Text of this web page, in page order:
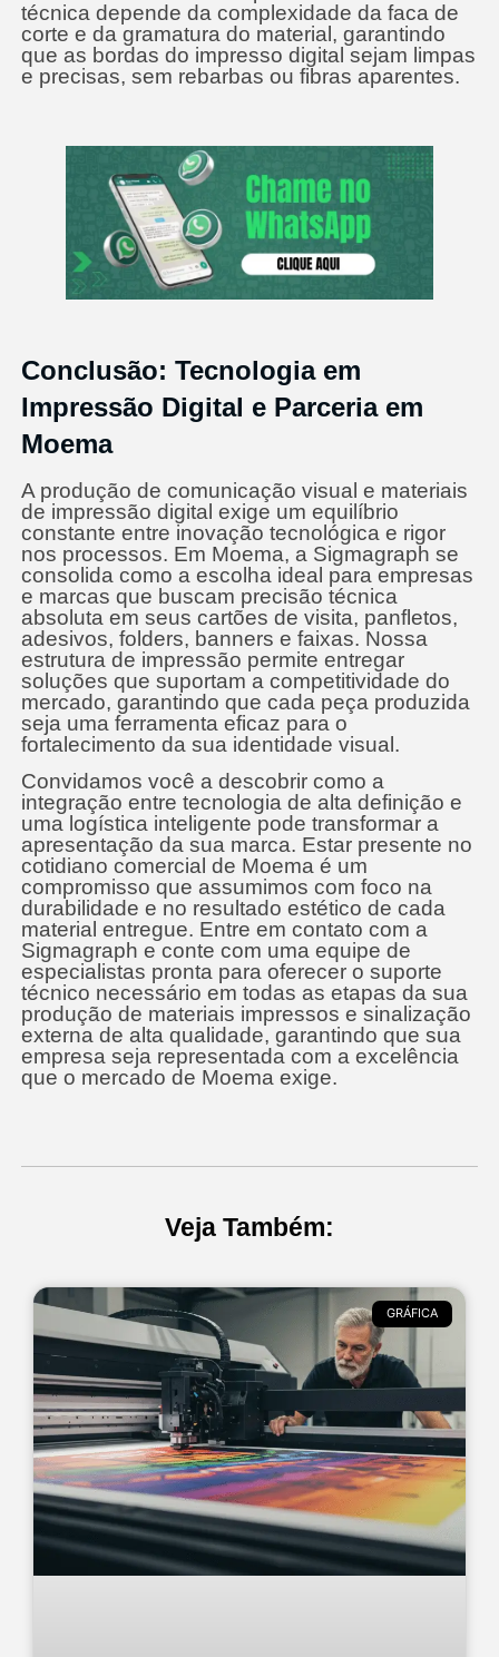
técnica depende da complexidade da faca de
corte e da gramatura do material, garantindo
que as bordas do impresso digital sejam limpas
e precisas, sem rebarbas ou fibras aparentes.
Conclusão: Tecnologia em
Impressão Digital e Parceria em
Moema
A produção de comunicação visual e materiais
de impressão digital exige um equilíbrio
constante entre inovação tecnológica e rigor
nos processos. Em Moema, a Sigmagraph se
consolida como a escolha ideal para empresas
e marcas que buscam precisão técnica
absoluta em seus cartões de visita, panfletos,
adesivos, folders, banners e faixas. Nossa
estrutura de impressão permite entregar
soluções que suportam a competitividade do
mercado, garantindo que cada peça produzida
seja uma ferramenta eficaz para o
fortalecimento da sua identidade visual.
Convidamos você a descobrir como a
integração entre tecnologia de alta definição e
uma logística inteligente pode transformar a
apresentação da sua marca. Estar presente no
cotidiano comercial de Moema é um
compromisso que assumimos com foco na
durabilidade e no resultado estético de cada
material entregue. Entre em contato com a
Sigmagraph e conte com uma equipe de
especialistas pronta para oferecer o suporte
técnico necessário em todas as etapas da sua
produção de materiais impressos e sinalização
externa de alta qualidade, garantindo que sua
empresa seja representada com a excelência
que o mercado de Moema exige.
Veja Também:
GRÁFICA